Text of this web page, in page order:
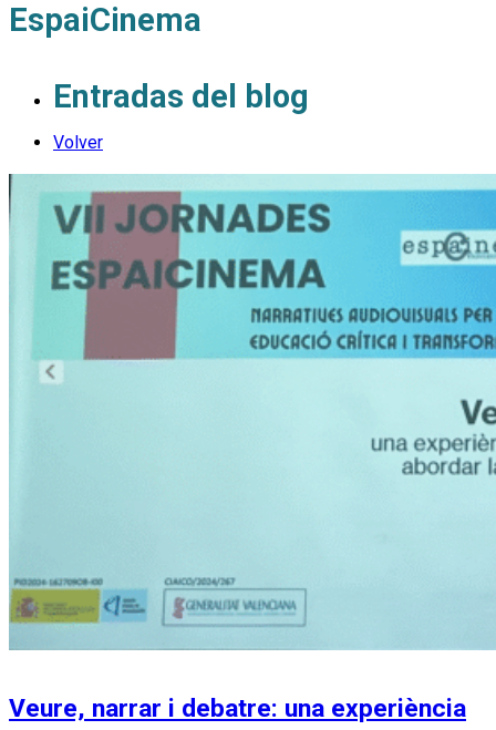
EspaiCinema
Entradas del blog
Volver
Veure, narrar i debatre: una experiència